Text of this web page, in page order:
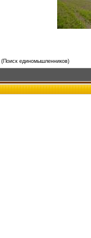
(Поиск единомышленников)